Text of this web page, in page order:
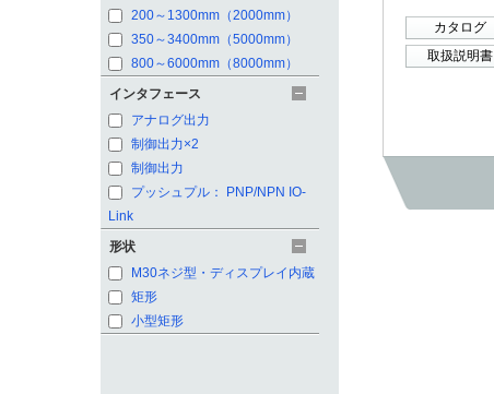
200～1300mm（2000mm）
350～3400mm（5000mm）
800～6000mm（8000mm）
インタフェース
アナログ出力
制御出力×2
制御出力
プッシュプル： PNP/NPN IO-
Link
形状
M30ネジ型・ディスプレイ内蔵
矩形
小型矩形
カタログ
取扱説明書